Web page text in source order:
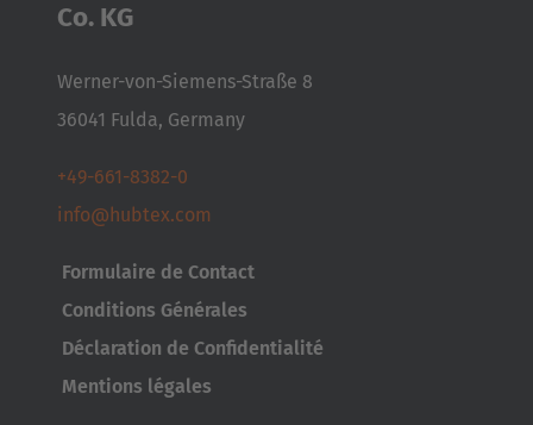
ASIA/PACIFIC
Australia
English
Japan
Japanese
Türkiye
Türkçe
Co. KG
Werner-von-Siemens-Straße 8
36041 Fulda, Germany
+49-661-8382-0
info@hubtex.com
Formulaire de Contact
Conditions Générales
Déclaration de Confidentialité
Mentions légales